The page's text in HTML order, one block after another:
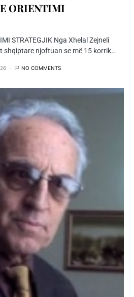
ORIENTIMI
STRATEGJIK Nga Xhelal Zejneli
shqiptare njoftuan se më 15 korrik…
NO COMMENTS